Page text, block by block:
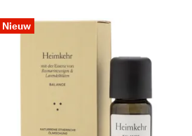
Nieuw